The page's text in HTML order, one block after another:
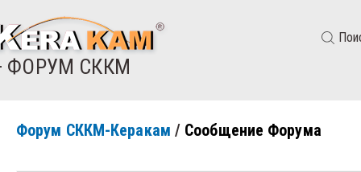
ФОРУМ СККМ
Форум СККМ-Керакам / Сообщение Форума